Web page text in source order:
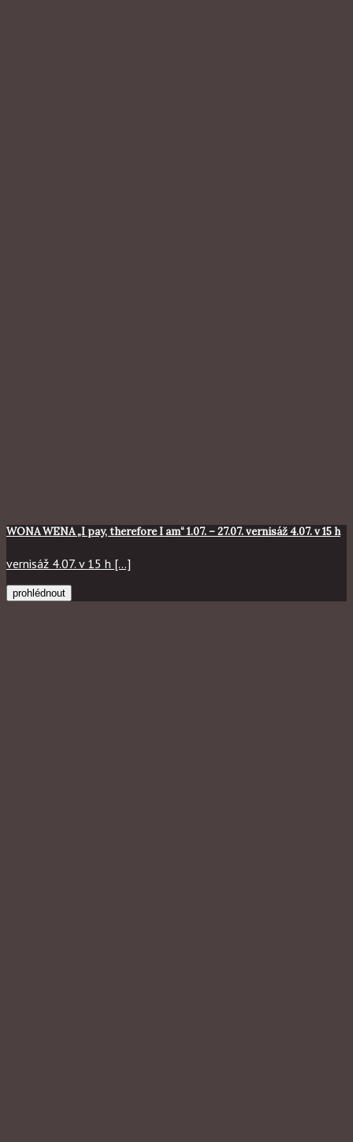
WONA WENA „I pay, therefore I am“ 1.07. – 27.07. vernisáž 4.07. v 15 h
vernisáž 4.07. v 15 h [...]
prohlédnout